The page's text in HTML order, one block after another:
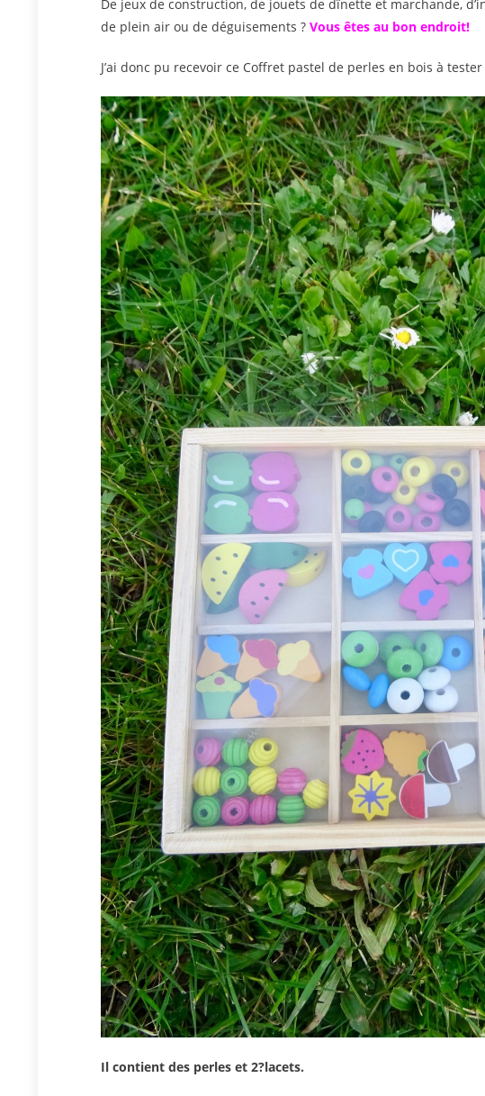
De jeux de construction, de jouets de dînette et marchande,
de plein air ou de déguisements ? Vous êtes au bon endroit!
J’ai donc pu recevoir ce Coffret pastel de perles en bois à
Il contient des perles et 2?lacets.